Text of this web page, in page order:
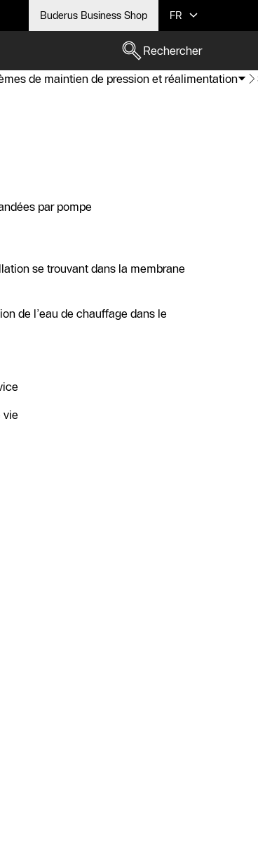
Buderus Business Shop FR
Rechercher
de maintien de pression et réalimentation
par pompe
se trouvant dans la membrane
de l’eau de chauffage dans le
vie